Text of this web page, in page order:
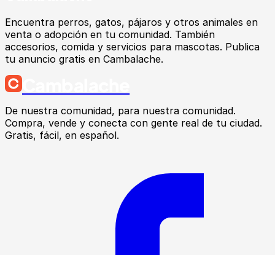
Encuentra perros, gatos, pájaros y otros animales en
venta o adopción en tu comunidad. También
accesorios, comida y servicios para mascotas. Publica
tu anuncio gratis en Cambalache.
De nuestra comunidad, para nuestra comunidad.
Compra, vende y conecta con gente real de tu ciudad.
Gratis, fácil, en español.